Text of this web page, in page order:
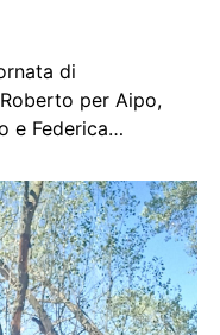
di
per Aipo,
e Federica…